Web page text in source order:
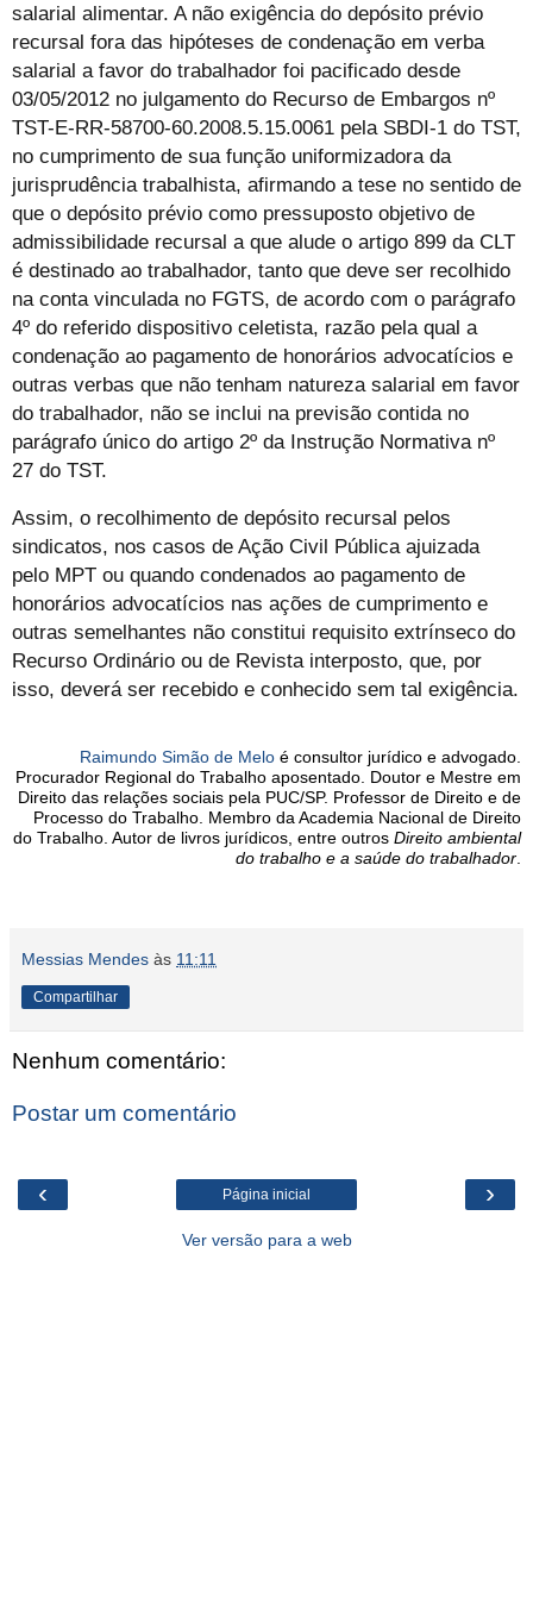
salarial alimentar. A não exigência do depósito prévio
recursal fora das hipóteses de condenação em verba
salarial a favor do trabalhador foi pacificado desde
03/05/2012 no julgamento do Recurso de Embargos nº
TST-E-RR-58700-60.2008.5.15.0061 pela SBDI-1 do TST,
no cumprimento de sua função uniformizadora da
jurisprudência trabalhista, afirmando a tese no sentido de
que o depósito prévio como pressuposto objetivo de
admissibilidade recursal a que alude o artigo 899 da CLT
é destinado ao trabalhador, tanto que deve ser recolhido
na conta vinculada no FGTS, de acordo com o parágrafo
4º do referido dispositivo celetista, razão pela qual a
condenação ao pagamento de honorários advocatícios e
outras verbas que não tenham natureza salarial em favor
do trabalhador, não se inclui na previsão contida no
parágrafo único do artigo 2º da Instrução Normativa nº
27 do TST.
Assim, o recolhimento de depósito recursal pelos
sindicatos, nos casos de Ação Civil Pública ajuizada
pelo MPT ou quando condenados ao pagamento de
honorários advocatícios nas ações de cumprimento e
outras semelhantes não constitui requisito extrínseco do
Recurso Ordinário ou de Revista interposto, que, por
isso, deverá ser recebido e conhecido sem tal exigência.
Raimundo Simão de Melo é consultor jurídico e advogado.
Procurador Regional do Trabalho aposentado. Doutor e Mestre em
Direito das relações sociais pela PUC/SP. Professor de Direito e de
Processo do Trabalho. Membro da Academia Nacional de Direito
do Trabalho. Autor de livros jurídicos, entre outros Direito ambiental
do trabalho e a saúde do trabalhador
Messias Mendes às 11:11
Compartilhar
Nenhum comentário:
Postar um comentário
‹ ›
Página inicial
Ver versão para a web